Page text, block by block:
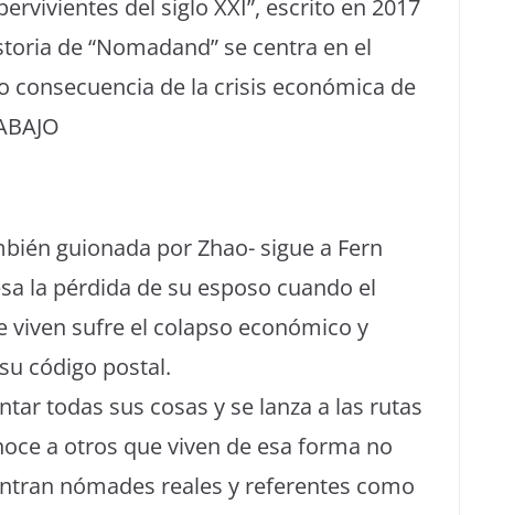
del siglo XXI”, escrito en 2017
de “Nomadand” se centra en el
de la crisis económica de
guionada por Zhao- sigue a Fern
la pérdida de su esposo cuando el
viven sufre el colapso económico y
código postal.
todas sus cosas y se lanza a las rutas
a otros que viven de esa forma no
nómades reales y referentes como